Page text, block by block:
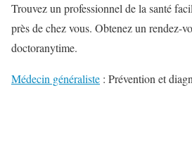
Trouvez un professionnel de la santé
près de chez vous. Obtenez un rendez-
doctoranytime.
Médecin généraliste : Prévention et